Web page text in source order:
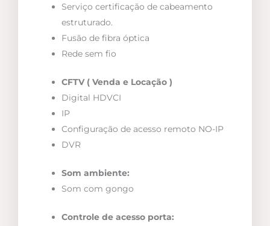
Serviço certificação de cabeamento
estruturado.
Fusão de fibra óptica
Rede sem fio
CFTV ( Venda e Locação )
Digital HDVCI
IP
Configuração de acesso remoto NO-IP
DVR
Som ambiente:
Som com gongo
Controle de acesso porta: